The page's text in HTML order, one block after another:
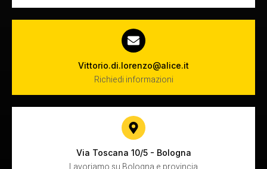
Vittorio.di.lorenzo@alice.it
Richiedi informazioni
Via Toscana 10/5 - Bologna